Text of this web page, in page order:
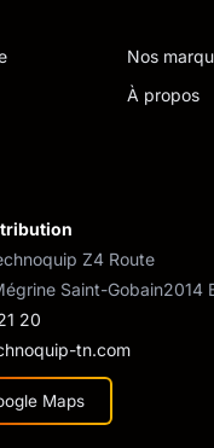
Nos
À propos
Z4 Route
Saint-Gobain2014
20
tn.com
Maps